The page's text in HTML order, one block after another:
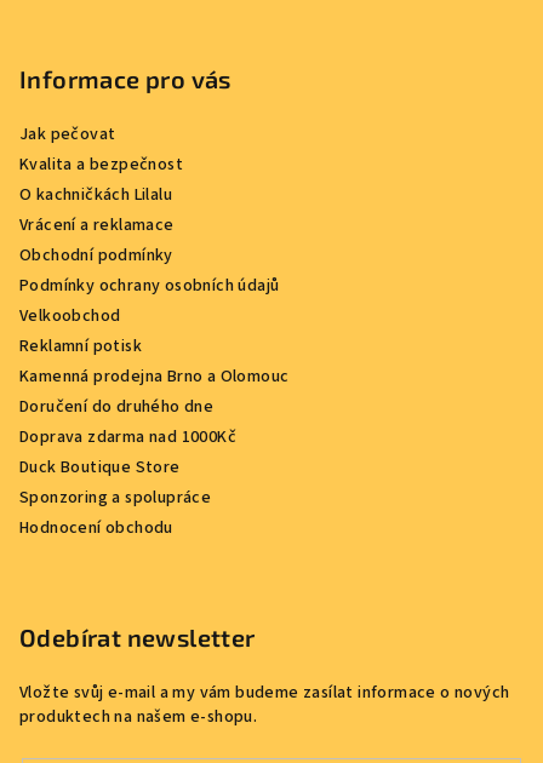
Informace pro vás
Jak pečovat
Kvalita a bezpečnost
O kachničkách Lilalu
Vrácení a reklamace
Obchodní podmínky
Podmínky ochrany osobních údajů
Velkoobchod
Reklamní potisk
Kamenná prodejna Brno a Olomouc
Doručení do druhého dne
Doprava zdarma nad 1000Kč
Duck Boutique Store
Sponzoring a spolupráce
Hodnocení obchodu
Odebírat newsletter
Vložte svůj e-mail a my vám budeme zasílat informace o nových
produktech na našem e-shopu.